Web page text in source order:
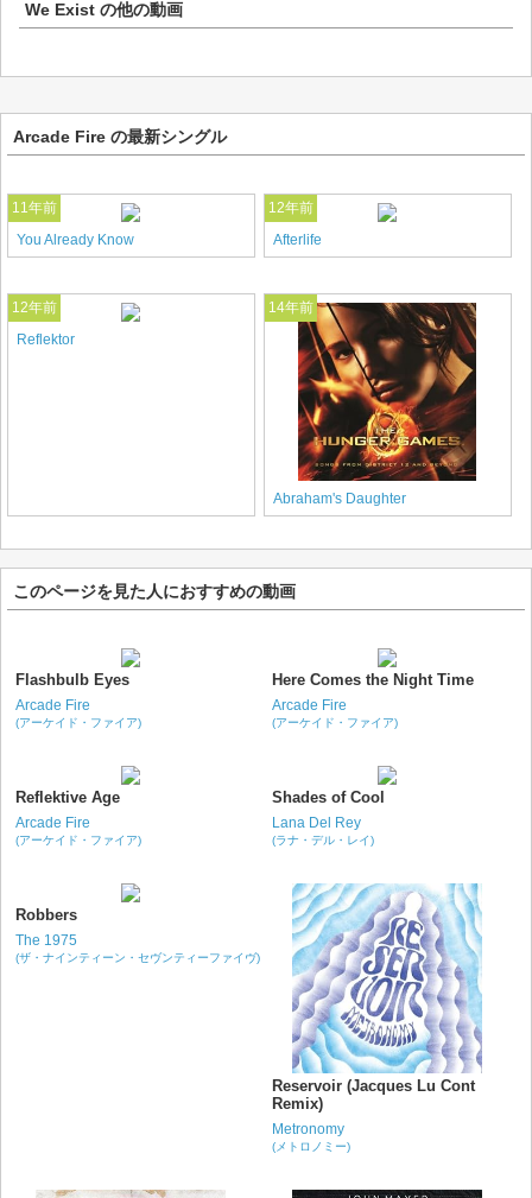
We Exist の他の動画
Arcade Fire の最新シングル
11年前
You Already Know
12年前
Afterlife
12年前
Reflektor
14年前
Abraham's Daughter
このページを見た人におすすめの動画
Flashbulb Eyes
Arcade Fire
(アーケイド・ファイア)
Here Comes the Night Time
Arcade Fire
(アーケイド・ファイア)
Reflektive Age
Arcade Fire
(アーケイド・ファイア)
Shades of Cool
Lana Del Rey
(ラナ・デル・レイ)
Robbers
The 1975
(ザ・ナインティーン・セヴンティーファイヴ)
Reservoir (Jacques Lu Cont
Remix)
Metronomy
(メトロノミー)